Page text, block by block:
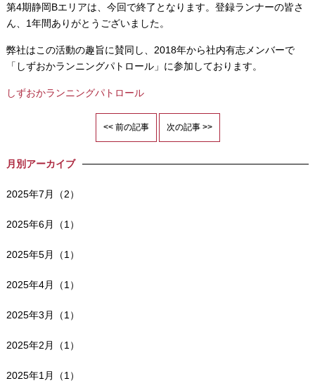
第4期静岡Bエリアは、今回で終了となります。登録ランナーの皆さ
ん、1年間ありがとうございました。
弊社はこの活動の趣旨に賛同し、2018年から社内有志メンバーで
「しずおかランニングパトロール」に参加しております。
しずおかランニングパトロール
<< 前の記事 次の記事 >>
月別アーカイブ
2025年7月（2）
2025年6月（1）
2025年5月（1）
2025年4月（1）
2025年3月（1）
2025年2月（1）
2025年1月（1）